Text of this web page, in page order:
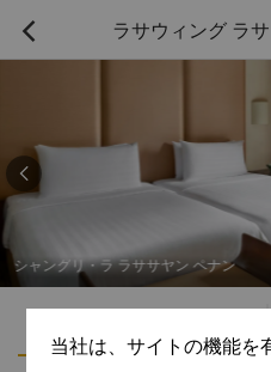
 ラサウィング ラ
・ラ ラササヤン ペナン

当社は、サイトの機能を